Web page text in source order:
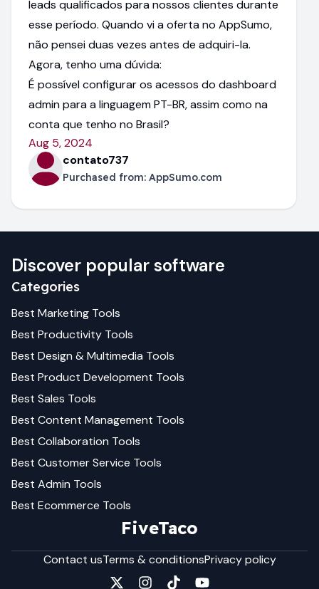
leads qualificados para nossos clientes durante
esse período. Quando vi a oferta no AppSumo,
não pensei duas vezes antes de adquiri-la.
Agora, tenho uma dúvida:
É possível configurar os acessos do dashboard
admin para a linguagem PT-BR, assim como na
conta que tenho no Brasil?
Aug 5, 2024
contato737
Purchased from: AppSumo.com
Discover popular software
Categories
Best Marketing Tools
Best Productivity Tools
Best Design & Multimedia Tools
Best Product Development Tools
Best Sales Tools
Best Content Management Tools
Best Collaboration Tools
Best Customer Service Tools
Best Admin Tools
Best Ecommerce Tools
FiveTaco
Contact usTerms & conditionsPrivacy policy